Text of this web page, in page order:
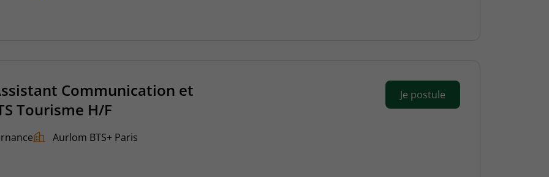
Communication et
Tourisme H/F
Aurlom BTS+ Paris
Je postule